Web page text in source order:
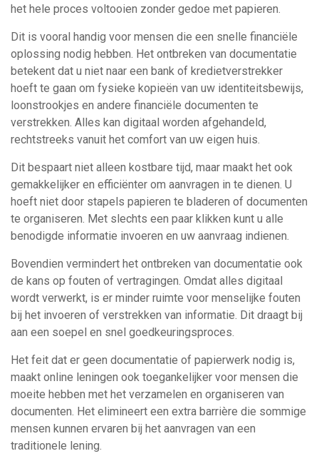
het hele proces voltooien zonder gedoe met papieren.
Dit is vooral handig voor mensen die een snelle financiële
oplossing nodig hebben. Het ontbreken van documentatie
betekent dat u niet naar een bank of kredietverstrekker
hoeft te gaan om fysieke kopieën van uw identiteitsbewijs,
loonstrookjes en andere financiële documenten te
verstrekken. Alles kan digitaal worden afgehandeld,
rechtstreeks vanuit het comfort van uw eigen huis.
Dit bespaart niet alleen kostbare tijd, maar maakt het ook
gemakkelijker en efficiënter om aanvragen in te dienen. U
hoeft niet door stapels papieren te bladeren of documenten
te organiseren. Met slechts een paar klikken kunt u alle
benodigde informatie invoeren en uw aanvraag indienen.
Bovendien vermindert het ontbreken van documentatie ook
de kans op fouten of vertragingen. Omdat alles digitaal
wordt verwerkt, is er minder ruimte voor menselijke fouten
bij het invoeren of verstrekken van informatie. Dit draagt ​​bij
aan een soepel en snel goedkeuringsproces.
Het feit dat er geen documentatie of papierwerk nodig is,
maakt online leningen ook toegankelijker voor mensen die
moeite hebben met het verzamelen en organiseren van
documenten. Het elimineert een extra barrière die sommige
mensen kunnen ervaren bij het aanvragen van een
traditionele lening.